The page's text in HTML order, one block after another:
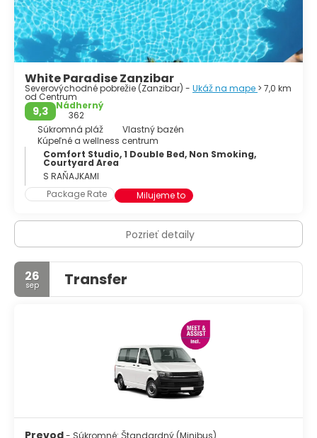
nadšencov prírody je návšteva lesa Jozani
nevyhnutnosťou. Táto chránená oblasť je domovom
vzácnej opice Red Colobus a rôznych ďalších voľne
žijúcich živočíchov. Prejdite sa po jeho sviežich
chodníkoch a zažite zblízka jedinečnú flóru a faunu
ostrova. Ostrov Zanzibar je so svojou rozmanitou ponukou
destináciou, ktorá uchváti zmysly a zanechá trvalý dojem
na všetkých, ktorí ho navštívia.
White Paradise Zanzibar
Severovýchodné pobrežie (Zanzibar) - Ukáž na mape > 7,0 km
od Centrum
9,3
Nádherný
362
Súkromná pláž
Vlastný bazén
Kúpeľné a wellness centrum
Comfort Studio, 1 Double Bed, Non Smoking,
Courtyard Area
S RAŇAJKAMI
Package Rate
Milujeme to
Pozrieť detaily
26
sep Transfer
Prevod- Súkromné: Štandardný (Minibus)